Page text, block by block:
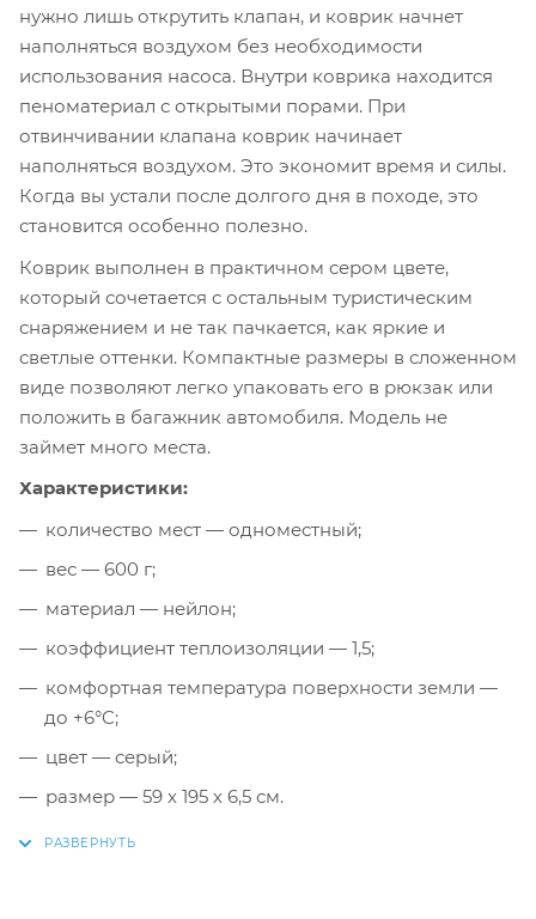
нужно лишь открутить клапан, и коврик начнет
наполняться воздухом без необходимости
использования насоса. Внутри коврика находится
пеноматериал с открытыми порами. При
отвинчивании клапана коврик начинает
наполняться воздухом. Это экономит время и силы.
Когда вы устали после долгого дня в походе, это
становится особенно полезно.
Коврик выполнен в практичном сером цвете,
который сочетается с остальным туристическим
снаряжением и не так пачкается, как яркие и
светлые оттенки. Компактные размеры в сложенном
виде позволяют легко упаковать его в рюкзак или
положить в багажник автомобиля. Модель не
займет много места.
Характеристики:
количество мест — одноместный;
вес — 600 г;
материал — нейлон;
коэффициент теплоизоляции — 1,5;
комфортная температура поверхности земли —
до +6°C;
цвет — серый;
размер — 59 х 195 х 6,5 см.